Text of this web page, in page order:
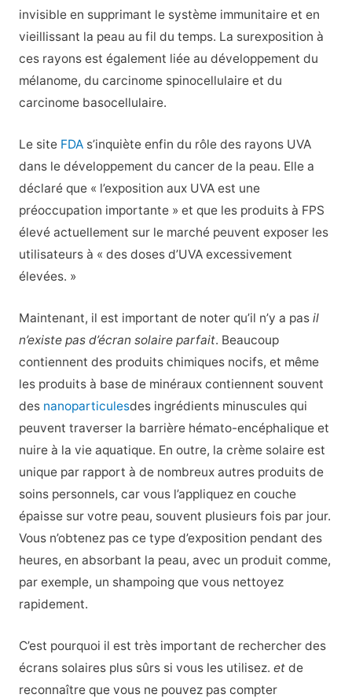
invisible en supprimant le système immunitaire et en
vieillissant la peau au fil du temps. La surexposition à
ces rayons est également liée au développement du
mélanome, du carcinome spinocellulaire et du
carcinome basocellulaire.
Le site FDAs’inquiète enfin du rôle des rayons UVA
dans le développement du cancer de la peau. Elle a
déclaré que « l’exposition aux UVA est une
préoccupation importante » et que les produits à FPS
élevé actuellement sur le marché peuvent exposer les
utilisateurs à « des doses d’UVA excessivement
élevées. »
Maintenant, il est important de noter qu’il n’y a pas il
n’existe pas d’écran solaire parfait. Beaucoup
contiennent des produits chimiques nocifs, et même
les produits à base de minéraux contiennent souvent
des nanoparticulesdes ingrédients minuscules qui
peuvent traverser la barrière hémato-encéphalique et
nuire à la vie aquatique. En outre, la crème solaire est
unique par rapport à de nombreux autres produits de
soins personnels, car vous l’appliquez en couche
épaisse sur votre peau, souvent plusieurs fois par jour.
Vous n’obtenez pas ce type d’exposition pendant des
heures, en absorbant la peau, avec un produit comme,
par exemple, un shampoing que vous nettoyez
rapidement.
C’est pourquoi il est très important de rechercher des
écrans solaires plus sûrs si vous les utilisez. etde
reconnaître que vous ne pouvez pas compter